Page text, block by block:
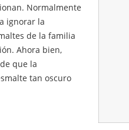
Normalmente
ignorar la
de la familia
Ahora bien,
que la
tan oscuro